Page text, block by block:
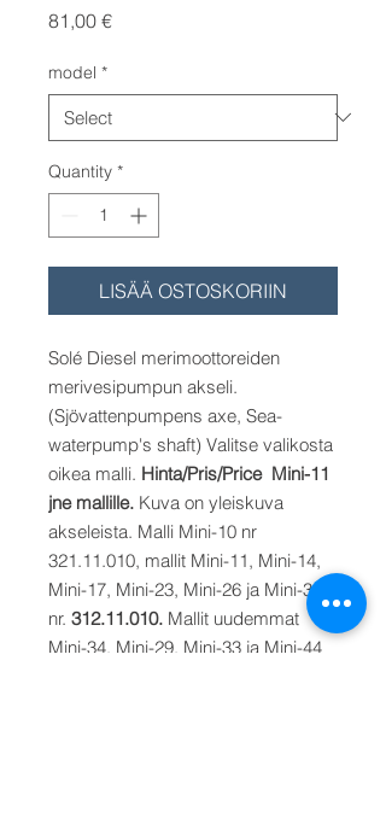
81,00 €Price
model *
Quantity *
LISÄÄ OSTOSKORIIN
Solé Diesel merimoottoreiden
merivesipumpun akseli.
(Sjövattenpumpens axe, Sea-
waterpump's shaft) Valitse valikosta
oikea malli. Hinta/Pris/Price Mini-11
jne mallille. Kuva on yleiskuva
akseleista. Malli Mini-10 nr
321.11.010, mallit Mini-11, Mini-14,
Mini-17, Mini-23, Mini-26 ja Mini-34
nr. 312.11.010. Mallit uudemmat
Mini-34, Mini-29, Mini-33 ja Mini-44